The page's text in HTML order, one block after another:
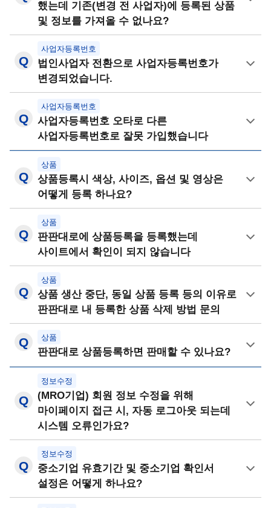
했는데 기존(변경 전 사업자)에 등록된 상품
및 정보를 가져올 수 없나요?
사업자등록번호
법인사업자 전환으로 사업자등록번호가
변경되었습니다.
사업자등록번호
사업자등록번호 오타로 다른
사업자등록번호로 잘못 가입했습니다
상품
상품등록시 색상, 사이즈, 옵션 및 영상은
어떻게 등록 하나요?
상품
판판대로에 상품등록을 등록했는데
사이트에서 확인이 되지 않습니다
상품
상품 생산 중단, 동일 상품 등록 등의 이유로
판판대로 내 등록한 상품 삭제 방법 문의
상품
판판대로 상품등록하면 판매할 수 있나요?
정보수정
(MRO기업) 회원 정보 수정을 위해
마이페이지 접근 시, 자동 로그아웃 되는데
시스템 오류인가요?
정보수정
중소기업 유효기간 및 중소기업 확인서
설정은 어떻게 하나요?